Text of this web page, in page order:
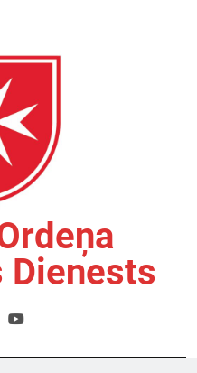
Dienests